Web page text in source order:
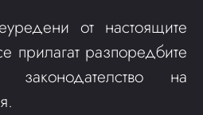
от настоящите
прилагат разпоредбите
на